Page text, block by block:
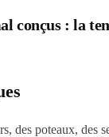
conçus : la
des poteaux, des